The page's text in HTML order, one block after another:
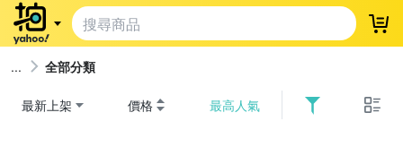
登
全部分類
最新上架 價格 最高人氣